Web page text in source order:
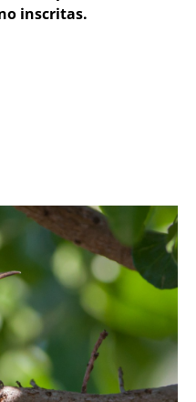
inscritas.